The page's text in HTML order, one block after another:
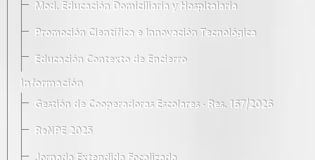
Mod. Educación Domiciliaria y Hospitalaria
Promoción Científica e Innovación Tecnológica
Educación Contexto de Encierro
Información
Gestión de Cooperadoras Escolares · Res. 167/2026
ReNPE 2025